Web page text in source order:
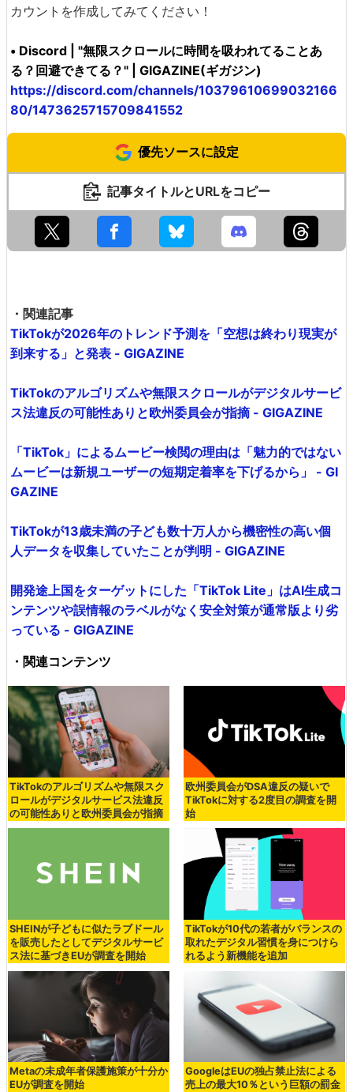
カウントを作成してみてください！
• Discord | "無限スクロールに時間を吸われてることあ
る？回避できてる？" | GIGAZINE(ギガジン)
https://discord.com/channels/10379610699032166
80/1473625715709841552
優先ソースに設定
記事タイトルとURLをコピー
・関連記事
TikTokが2026年のトレンド予測を「空想は終わり現実が
到来する」と発表 - GIGAZINE
TikTokのアルゴリズムや無限スクロールがデジタルサービ
ス法違反の可能性ありと欧州委員会が指摘 - GIGAZINE
「TikTok」によるムービー検閲の理由は「魅力的ではない
ムービーは新規ユーザーの短期定着率を下げるから」 - GI
GAZINE
TikTokが13歳未満の子ども数十万人から機密性の高い個
人データを収集していたことが判明 - GIGAZINE
開発途上国をターゲットにした「TikTok Lite」はAI生成コ
ンテンツや誤情報のラベルがなく安全対策が通常版より劣
っている - GIGAZINE
・関連コンテンツ
TikTokのアルゴリズムや無限スク
ロールがデジタルサービス法違反
の可能性ありと欧州委員会が指摘
欧州委員会がDSA違反の疑いで
TikTokに対する2度目の調査を開
始
SHEINが子どもに似たラブドール
を販売したとしてデジタルサービ
ス法に基づきEUが調査を開始
TikTokが10代の若者がバランスの
取れたデジタル習慣を身につけら
れるよう新機能を追加
Metaの未成年者保護施策が十分か
EUが調査を開始
GoogleはEUの独占禁止法による
売上の最大10％という巨額の罰金